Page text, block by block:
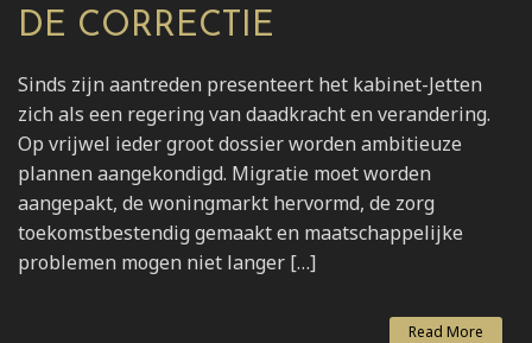
DE CORRECTIE
Sinds zijn aantreden presenteert het kabinet-Jetten
zich als een regering van daadkracht en verandering.
Op vrijwel ieder groot dossier worden ambitieuze
plannen aangekondigd. Migratie moet worden
aangepakt, de woningmarkt hervormd, de zorg
toekomstbestendig gemaakt en maatschappelijke
problemen mogen niet langer […]
Read More